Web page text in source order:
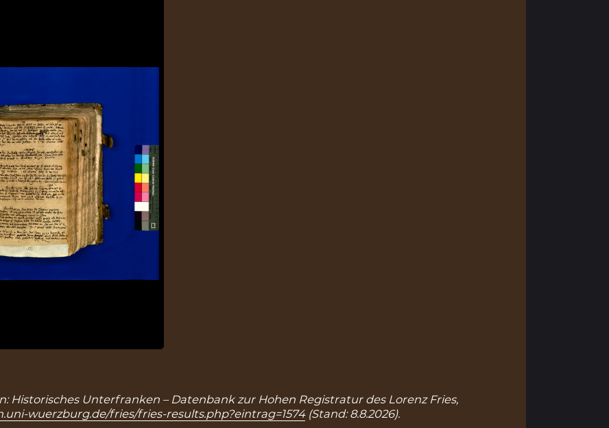
in: Historisches Unterfranken – Datenbank zur Hohen Registratur des Lorenz Fries,
wuerzburg.de/fries/fries-results.php?eintrag=1574(Stand: 8.8.2026).